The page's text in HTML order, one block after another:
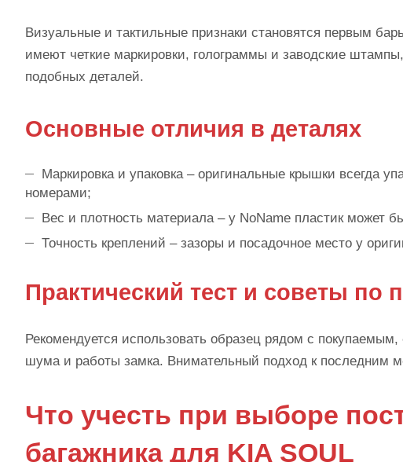
Визуальные и тактильные признаки становятся первым
имеют четкие маркировки, голограммы и заводские
подобных деталей.
Основные отличия в деталях
Маркировка и упаковка – оригинальные крышки всегда
номерами;
Вес и плотность материала – у NoName пластик может
Точность креплений – зазоры и посадочное место у
Практический тест и советы по
Рекомендуется использовать образец рядом с
шума и работы замка. Внимательный подход к последним
Что учесть при выборе
багажника для KIA SOUL